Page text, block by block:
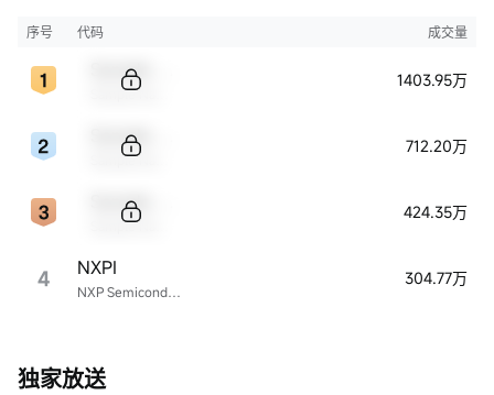
序号 代码 成交量
1403.95万
712.20万
424.35万
4 NXP Semiconductors
NXPI 304.77万
独家放送